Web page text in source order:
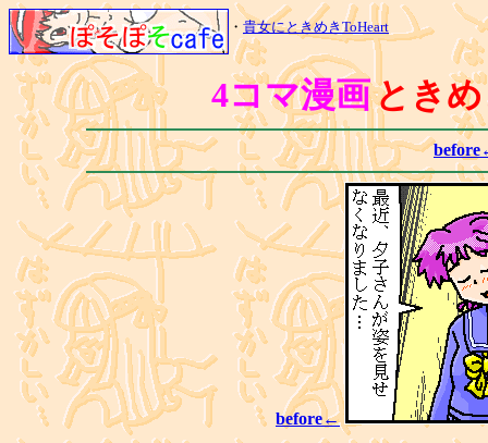
・ 貴女にときめきToHeart
4コマ漫画とき
before←